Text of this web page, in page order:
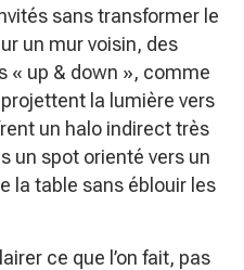
sans transformer le
un mur voisin, des
« up & down », comme
la lumière vers
un halo indirect très
un spot orienté vers un
la table sans éblouir les
ce que l’on fait, pas